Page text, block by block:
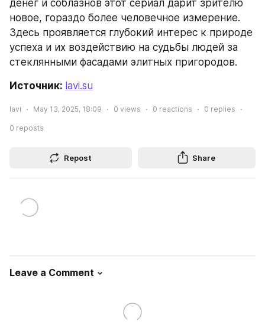
денег и соблазнов этот сериал дарит зрителю
новое, гораздо более человечное измерение.
Здесь проявляется глубокий интерес к природе
успеха и их воздействию на судьбы людей за
стеклянными фасадами элитных пригородов.
Источник: lavi.su
lavi May 13, 2025, 18:09 0 views 0 reactions 0 replies
0 reposts
Repost Share
Leave a Comment